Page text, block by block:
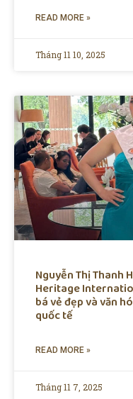
READ MORE »
Tháng 11 10, 2025
Nguyễn Thị Thanh
Heritage
bá vẻ đẹp và văn
quốc tế
READ MORE »
Tháng 11 7, 2025